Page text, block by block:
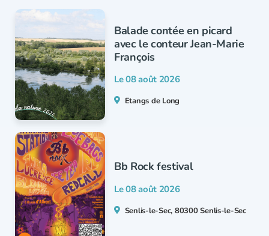
Balade contée en picard
avec le conteur Jean-Marie
François
Le 08 août 2026
Etangs de Long
Bb Rock festival
Le 08 août 2026
Senlis-le-Sec, 80300 Senlis-le-Sec